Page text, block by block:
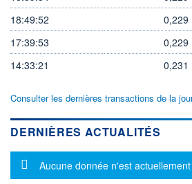
18:49:52
0,229
17:39:53
0,229
14:33:21
0,231
Consulter les dernières transactions de la
DERNIÈRES ACTUALITÉS
Message d'information
Aucune donnée n'est